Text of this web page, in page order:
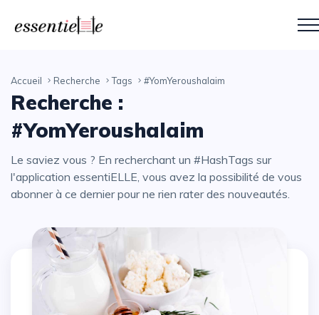
Accueil Recherche Tags #YomYeroushalaim
Recherche :
#YomYeroushalaim
Le saviez vous ? En recherchant un #HashTags sur
l'application essentiELLE, vous avez la possibilité de vous
abonner à ce dernier pour ne rien rater des nouveautés.